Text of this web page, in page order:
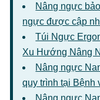
Nâng ngực
ngực được cập
Túi Ngực
Xu Hướng Nâng
Nâng ngực
quy trình tại Bệnh
Nâng ngực